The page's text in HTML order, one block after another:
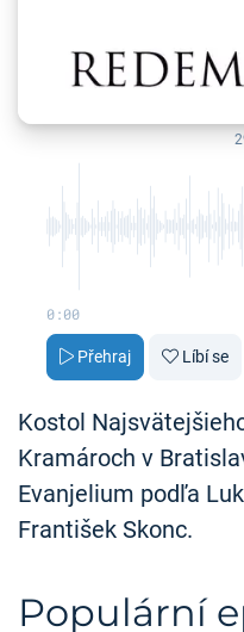
0:00
Přehraj Líbí se
Kostol
Kramároch v
Evanjelium podľa
František Skonc.
Populární